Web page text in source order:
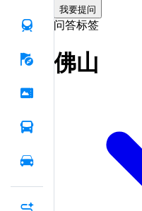
我要提问
问答标签
佛山